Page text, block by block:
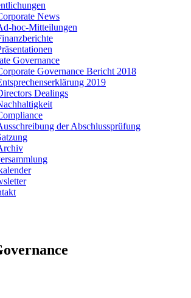
News
hoc-Mitteilungen
Governance
Governance Bericht 2018
2019
Dealings
der Abschlussprüfung